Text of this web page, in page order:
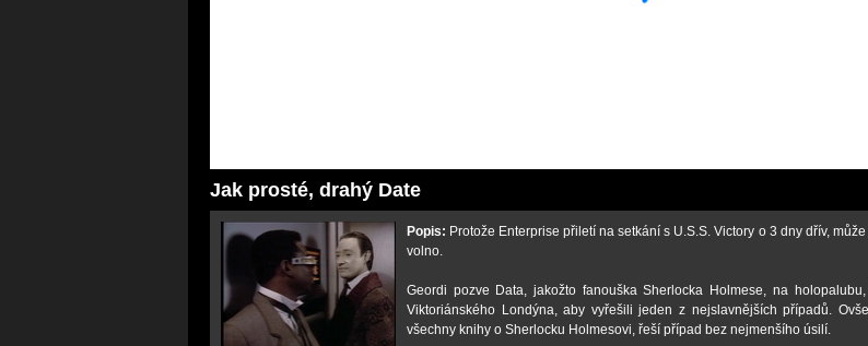
Jak prosté, drahý Date
Popis: Protože Enterprise přiletí na setkání s U.S.S. Victory o 3 dny dřív,
volno.
Geordi pozve Data, jakožto fanouška Sherlocka Holmese, na
Viktoriánského Londýna, aby vyřešili jeden z nejslavnějších případů.
všechny knihy o Sherlocku Holmesovi, řeší případ bez nejmenšího úsilí.